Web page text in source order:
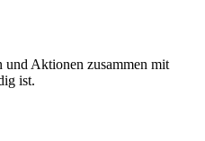
und Aktionen zusammen mit
ist.